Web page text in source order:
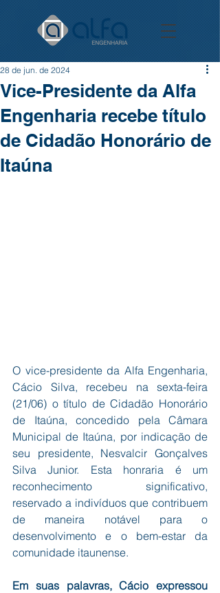
Vice-Presidente da Alfa
Engenharia recebe título
de Cidadão Honorário de
Itaúna
28 de jun. de 2024
O vice-presidente da Alfa Engenharia,
Cácio Silva, recebeu na sexta-feira
(21/06) o título de Cidadão Honorário
de Itaúna, concedido pela Câmara
Municipal de Itaúna, por indicação de
seu presidente, Nesvalcir Gonçalves
Silva Junior. Esta honraria é um
reconhecimento significativo,
reservado a indivíduos que contribuem
de maneira notável para o
desenvolvimento e o bem-estar da
comunidade itaunense.
Em suas palavras, Cácio expressou